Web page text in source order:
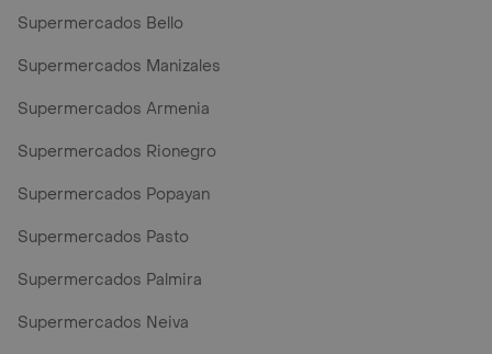
Supermercados Bello
Supermercados Manizales
Supermercados Armenia
Supermercados Rionegro
Supermercados Popayan
Supermercados Pasto
Supermercados Palmira
Supermercados Neiva